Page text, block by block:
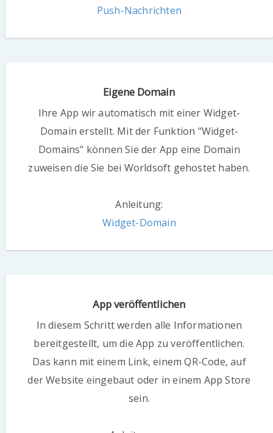
Push-Nachrichten
Eigene Domain
Ihre App wir automatisch mit einer Widget-
Domain erstellt. Mit der Funktion "Widget-
Domains" können Sie der App eine Domain
zuweisen die Sie bei Worldsoft gehostet haben.
Anleitung:
Widget-Domain
App veröffentlichen
In diesem Schritt werden alle Informationen
bereitgestellt, um die App zu veröffentlichen.
Das kann mit einem Link, einem QR-Code, auf
der Website eingebaut oder in einem App Store
sein.